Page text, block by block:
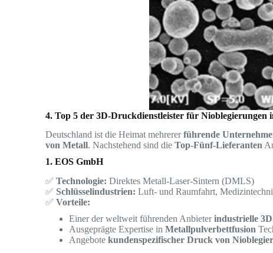
4. Top 5 der 3D-Druckdienstleister für Nioblegierungen
Deutschland ist die Heimat mehrererführende
von Metall. Nachstehend sind dieTop-Fünf-Lieferanten
1. EOS GmbH
✅Technologie: Direktes Metall-Laser-Sintern (DMLS)
✅ Schlüsselindustrien: Luft- und Raumfahrt,
✅Vorteile:
Einer der weltweit führenden Anbieterindustrielle
Ausgeprägte Expertise inMetallpulverbettfusion
Angebotekundenspezifischer Druck von